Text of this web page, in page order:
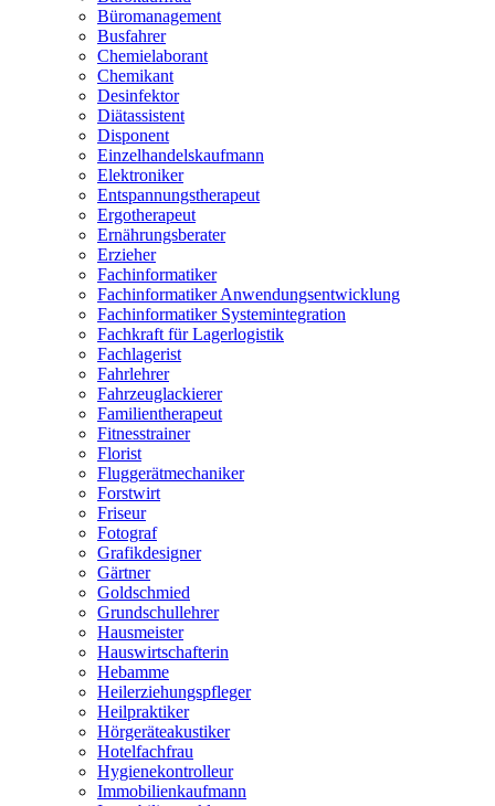
Büromanagement
Busfahrer
Chemielaborant
Chemikant
Desinfektor
Diätassistent
Disponent
Einzelhandelskaufmann
Elektroniker
Entspannungstherapeut
Ergotherapeut
Ernährungsberater
Erzieher
Fachinformatiker
Fachinformatiker Anwendungsentwicklung
Fachinformatiker Systemintegration
Fachkraft für Lagerlogistik
Fachlagerist
Fahrlehrer
Fahrzeuglackierer
Familientherapeut
Fitnesstrainer
Florist
Fluggerätmechaniker
Forstwirt
Friseur
Fotograf
Grafikdesigner
Gärtner
Goldschmied
Grundschullehrer
Hausmeister
Hauswirtschafterin
Hebamme
Heilerziehungspfleger
Heilpraktiker
Hörgeräteakustiker
Hotelfachfrau
Hygienekontrolleur
Immobilienkaufmann